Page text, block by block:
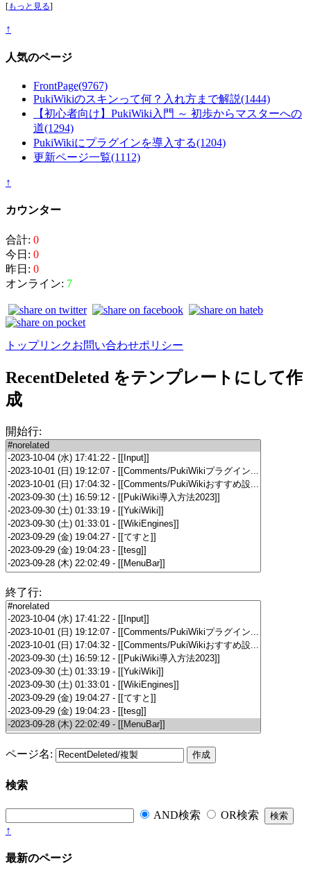
[もっと見る]
↑
人気のページ
FrontPage(9767)
PukiWikiのスキンって何？入れ方まで解説(1444)
【初心者向け】PukiWiki入門 ～ 初歩からマスターへの
道(1294)
PukiWikiにプラグインを導入する(1204)
更新ページ一覧(1112)
↑
カウンター
合計: 0
今日: 0
昨日: 0
オンライン: 7
トップリンクお問い合わせポリシー
RecentDeleted をテンプレートにして作
成
開始行:
終了行:
ページ名:
検索
AND検索
OR検索
↑
最新のページ